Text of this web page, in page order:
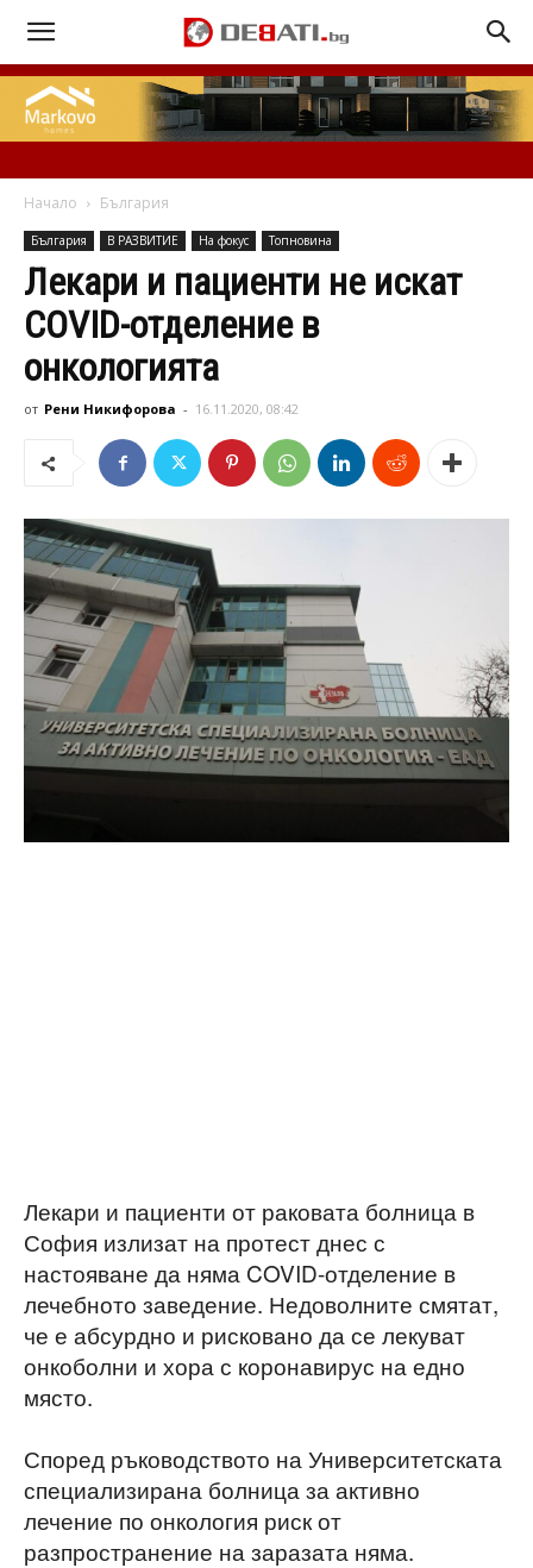
Начало България
България В РАЗВИТИЕ На фокус Топновина
Лекари и пациенти не искат
COVID-отделение в
онкологията
от Рени Никифорова - 16.11.2020, 08:42
Лекари и пациенти от раковата болница в
София излизат на протест днес с
настояване да няма COVID-отделение в
лечебното заведение. Недоволните смятат,
че е абсурдно и рисковано да се лекуват
онкоболни и хора с коронавирус на едно
място.
Според ръководството на Университетската
специализирана болница за активно
лечение по онкология риск от
разпространение на заразата няма.